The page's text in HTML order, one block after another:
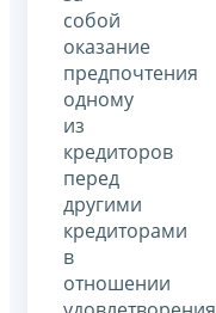
собой
оказание
предпочтения
одному
из
кредиторов
перед
другими
кредиторами
в
отношении